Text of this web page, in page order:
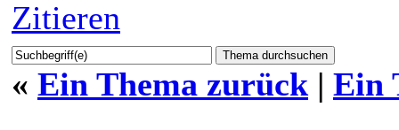
Zitieren
« Ein Thema zurück | Ein